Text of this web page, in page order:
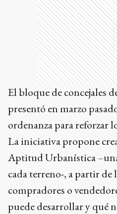
El bloque de concejales
presentó en marzo
ordenanza para reforzar
La iniciativa propone
Aptitud Urbanística
cada terreno-, a partir de
compradores o
puede desarrollar y qué